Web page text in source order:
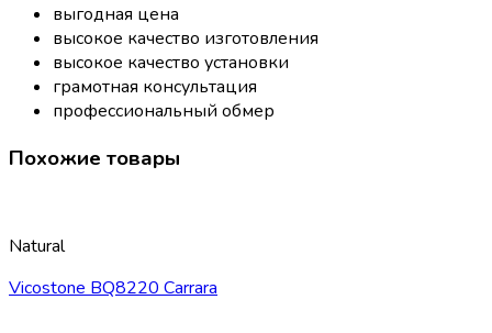
выгодная цена
высокое качество изготовления
высокое качество установки
грамотная консультация
профессиональный обмер
Похожие товары
Natural
Vicostone BQ8220 Carrara